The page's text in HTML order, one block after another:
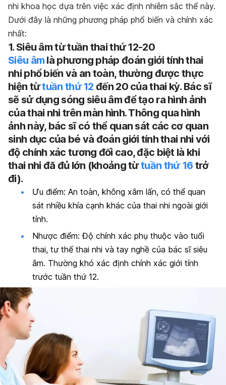
nhi khoa học dựa trên việc xác định nhiễm sắc thể này.
Dưới đây là những phương pháp phổ biến và chính xác
nhất:
1. Siêu âm từ tuần thai thứ 12-20
Siêu âm là phương pháp đoán giới tính thai
nhi phổ biến và an toàn, thường được thực
hiện từtuần thứ 12 đến 20 của thai kỳ. Bác sĩ
sẽ sử dụng sóng siêu âm để tạo ra hình ảnh
của thai nhi trên màn hình. Thông qua hình
ảnh này, bác sĩ có thể quan sát các cơ quan
sinh dục của bé và đoán giới tính thai nhi với
độ chính xác tương đối cao, đặc biệt là khi
thai nhi đã đủ lớn (khoảng từtuần thứ 16 trở
đi).
Ưu điểm: An toàn, không xâm lấn, có thể quan
sát nhiều khía cạnh khác của thai nhi ngoài giới
tính.
Nhược điểm: Độ chính xác phụ thuộc vào tuổi
thai, tư thế thai nhi và tay nghề của bác sĩ siêu
âm. Thường khó xác định chính xác giới tính
trước tuần thứ 12.